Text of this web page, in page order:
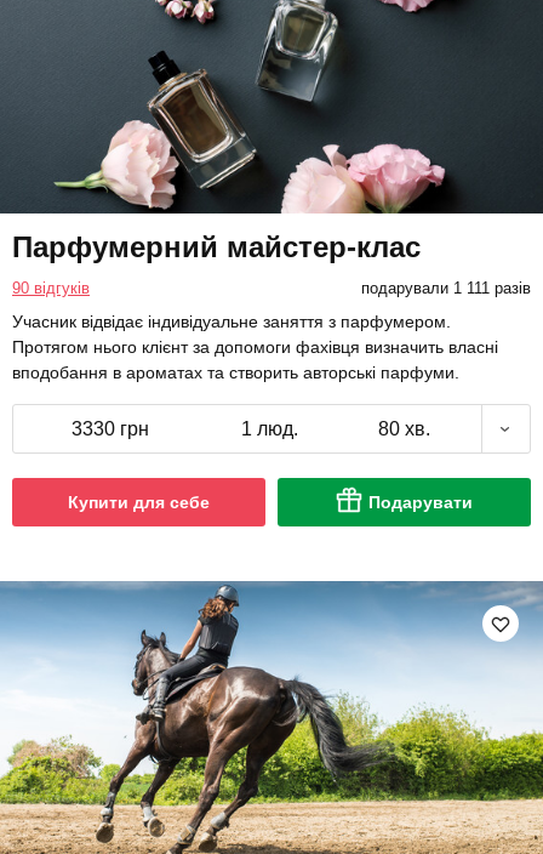
Парфумерний майстер-клас
90 відгуків подарували 1 111 разів
Учасник відвідає індивідуальне заняття з парфумером.
Протягом нього клієнт за допомоги фахівця визначить власні
вподобання в ароматах та створить авторські парфуми.
3330 грн 1 люд. 80 хв.
Купити для себе Подарувати